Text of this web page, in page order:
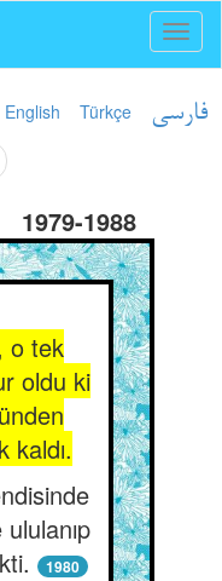
English Türkçe فارسی
1979-1988
o tek
oldu ki
kaldı.
1980